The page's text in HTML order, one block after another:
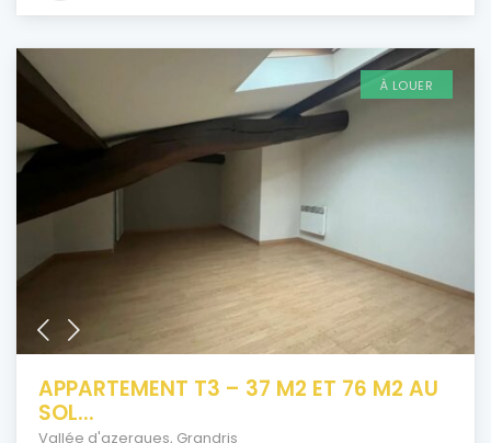
À LOUER
APPARTEMENT T3 – 37 M2 ET 76 M2 AU
SOL...
Vallée d'azergues, Grandris